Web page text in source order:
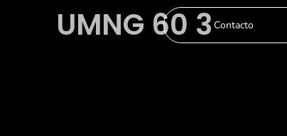
Contacto
UMNG 60 3